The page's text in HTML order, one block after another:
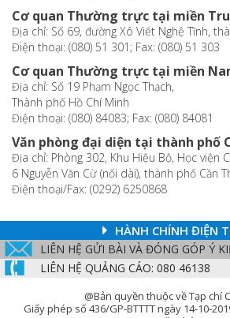
Cơ quan Thường trực tại miền
Địa chỉ: Số 69, đường Xô Viết Nghệ Tĩnh,
Điện thoại: (080) 51 301; Fax: (080) 51 303
Cơ quan Thường trực tại miền
Địa chỉ: Số 19 Phạm Ngọc Thạch,
Thành phố Hồ Chí Minh
Điện thoại: (080) 84083; Fax: (080) 84081
Văn phòng đại diện tại thành phố
Địa chỉ: Phòng 302, Khu Hiệu Bộ, Học viện
6 Nguyễn Văn Cừ (nối dài), thành phố Cần
Điện thoại/Fax: (0292) 6250868
HÀNH CHÍNH ĐIỆN
LIÊN HỆ GỬI BÀI VÀ ĐÓNG GÓP Ý
LIÊN HỆ QUẢNG CÁO: 080 46138
@Bản quyền thuộc về Tạp chí
Giấy phép số 436/GP-BTTTT ngày 14-10-